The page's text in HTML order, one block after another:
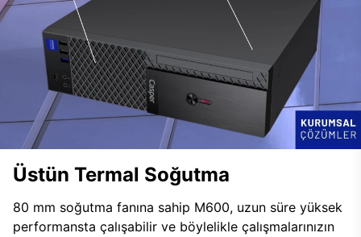
Üstün Termal Soğutma
80 mm soğutma fanına sahip M600, uzun süre yüksek
performansta çalışabilir ve böylelikle çalışmalarınızın